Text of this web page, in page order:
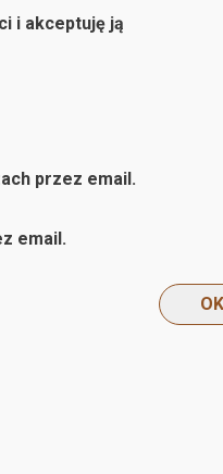
i akceptuję ją
przez email.
email.